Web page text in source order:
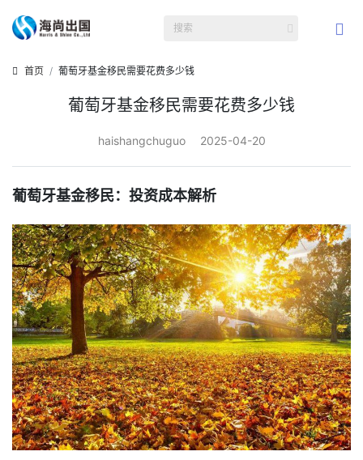
首页 葡萄牙基金移民需要花费多少钱
葡萄牙基金移民需要花费多少钱
haishangchuguo 2025-04-20
葡萄牙基金移民：投资成本解析